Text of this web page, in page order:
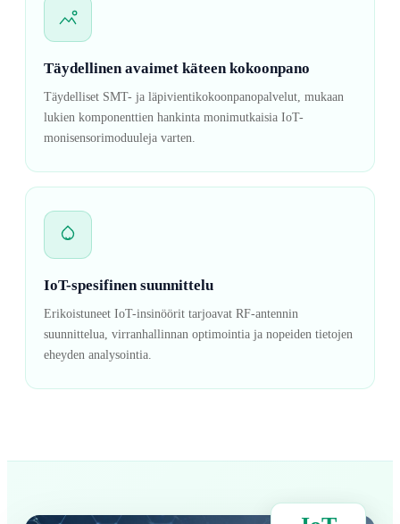
Täydellinen avaimet käteen kokoonpano
Täydelliset SMT- ja läpivientikokoonpanopalvelut, mukaan
lukien komponenttien hankinta monimutkaisia IoT-
monisensorimoduuleja varten.
IoT-spesifinen suunnittelu
Erikoistuneet IoT-insinöörit tarjoavat RF-antennin
suunnittelua, virranhallinnan optimointia ja nopeiden tietojen
eheyden analysointia.